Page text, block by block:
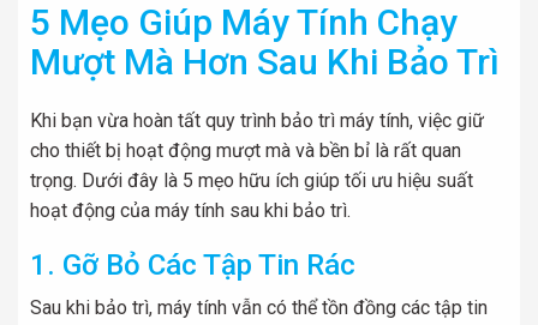
5 Mẹo Giúp Máy Tính Chạy
Mượt Mà Hơn Sau Khi Bảo Trì
Khi bạn vừa hoàn tất quy trình bảo trì máy tính, việc giữ
cho thiết bị hoạt động mượt mà và bền bỉ là rất quan
trọng. Dưới đây là 5 mẹo hữu ích giúp tối ưu hiệu suất
hoạt động của máy tính sau khi bảo trì.
1. Gỡ Bỏ Các Tập Tin Rác
Sau khi bảo trì, máy tính vẫn có thể tồn đồng các tập tin